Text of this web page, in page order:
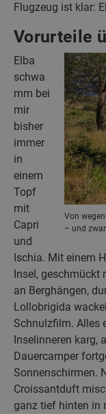
Flugzeug ist klar:
Vorurteile
Von
– und
Elba
schwa
mm bei
mir
bisher
immer
in
einem
Topf
mit
Capri
und
Ischia. Mit einem
Insel, geschmückt
an Berghängen,
Lollobrigida
Schnulzfilm. Alles
Inselinneren karg,
Dauercamper
Sonnenschirmen.
Croissantduft
ganz tief hinten in